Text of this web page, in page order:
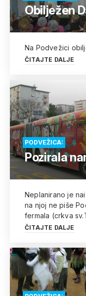
Obilježen
Na Podvežici
ČITAJTE DALJE
PODVEŽICA:
Pozirala
Neplanirano je
na njoj ne piše
fermala (crkva
ČITAJTE DALJE